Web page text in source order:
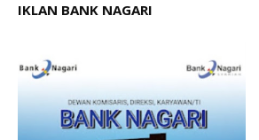
IKLAN BANK NAGARI